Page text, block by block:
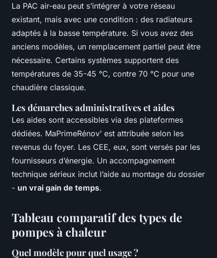
La PAC air-eau peut s’intégrer à votre réseau
existant, mais avec une condition : des radiateurs
adaptés à la basse température. Si vous avez des
anciens modèles, un remplacement partiel peut être
nécessaire. Certains systèmes supportent des
températures de 35-45 °C, contre 70 °C pour une
chaudière classique.
Les démarches administratives et aides
Les aides sont accessibles via des plateformes
dédiées. MaPrimeRénov’ est attribuée selon les
revenus du foyer. Les CEE, eux, sont versés par les
fournisseurs d’énergie. Un accompagnement
technique sérieux inclut l’aide au montage du dossier
- un vrai gain de temps.
Tableau comparatif des types de
pompes à chaleur
Quel modèle pour quel usage ?